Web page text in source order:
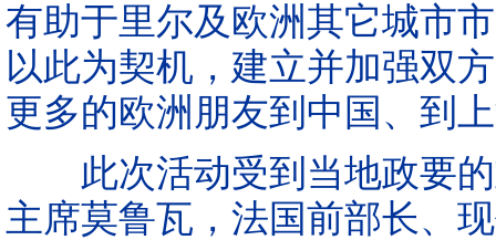
有助于里尔及欧洲其它城市
以此为契机，建立并加强双
更多的欧洲朋友到中国、到
此次活动受到当地政要的
主席莫鲁瓦，法国前部长、